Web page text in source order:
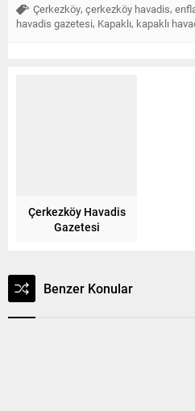
Çerkezköy, çerkezköy havadis,
havadis gazetesi, Kapaklı, kapaklı
Çerkezköy Havadis
Gazetesi
Benzer Konular